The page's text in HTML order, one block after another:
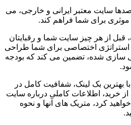
سایت معتبر ایرانی و خارجی، می
موثری برای شما فراهم کند.
از هر چیز سایت شما و رقبایتان
اختصاصی برای شما طراحی
سازی شده، تضمین می کند که بودجه
بهترین بک لینک، شفافیت کامل در
خرید، اطلاعات کاملی درباره سایت
کرد، متریک های آنها و نحوه